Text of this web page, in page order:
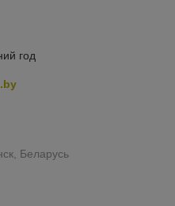
год
Беларусь